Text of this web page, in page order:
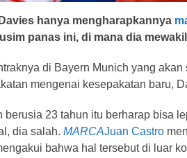
hanya mengharapkannya
panas ini, di mana dia
di Bayern Munich yang
mengenai kesepakatan baru,
berusia 23 tahun itu berharap bisa
dia salah. MARCAJuan Castro
bahwa hal tersebut di luar